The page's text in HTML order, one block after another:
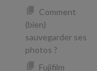
Comment
(bien)
sauvegarder ses
photos ?
Fujifilm